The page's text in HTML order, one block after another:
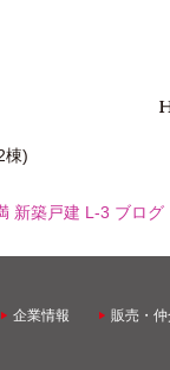
棟)
新築戸建 L-3 ブログ
企業情報 販売・